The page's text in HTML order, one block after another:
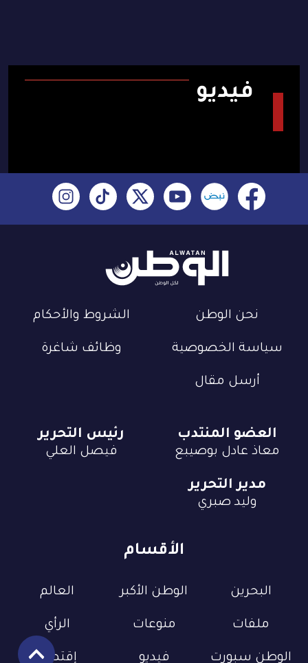
فيديو
نحن الوطن الشروط والأحكام
سياسة الخصوصية وظائف شاغرة
أرسل مقال
الأقسام
البحرين الوطن الأكبر العالم
ملفات منوعات الرأي
الوطن سبورت فيديو إقتصاد
العضو المنتدب
معاذ عادل بوصيبع
رئيس التحرير
فيصل العلي
مدير التحرير
وليد صبري